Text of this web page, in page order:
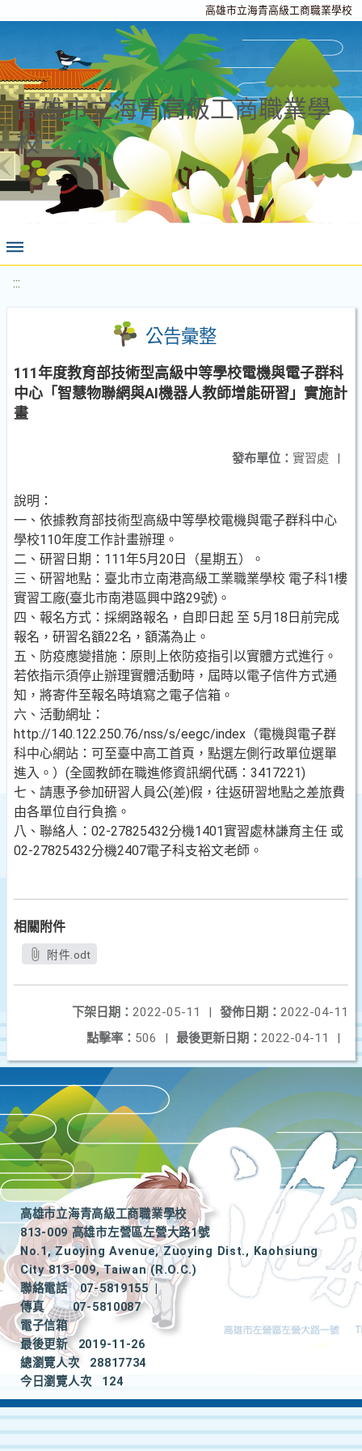
高雄市立海青高級工商職業學校
高雄市立海青高級工商職業學
校
:::
公告彙整
111年度教育部技術型高級中等學校電機與電子群科
中心「智慧物聯網與AI機器人教師增能研習」實施計
畫
發布單位： 實習處 |
說明：
一、依據教育部技術型高級中等學校電機與電子群科中心
學校110年度工作計畫辦理。
二、研習日期：111年5月20日（星期五）。
三、研習地點：臺北市立南港高級工業職業學校 電子科1樓
實習工廠(臺北市南港區興中路29號)。
四、報名方式：採網路報名，自即日起 至 5月18日前完成
報名，研習名額22名，額滿為止。
五、防疫應變措施：原則上依防疫指引以實體方式進行。
若依指示須停止辦理實體活動時，屆時以電子信件方式通
知，將寄件至報名時填寫之電子信箱。
六、活動網址：
http://140.122.250.76/nss/s/eegc/index（電機與電子群
科中心網站：可至臺中高工首頁，點選左側行政單位選單
進入。）(全國教師在職進修資訊網代碼：3417221)
七、請惠予參加研習人員公(差)假，往返研習地點之差旅費
由各單位自行負擔。
八、聯絡人：02-27825432分機1401實習處林謙育主任 或
02-27825432分機2407電子科支裕文老師。
相關附件
附件.odt
發佈日期： 2022-04-11
下架日期： 2022-05-11
|
最後更新日期： 2022-04-11 |
點擊率： 506 |
高雄市立海青高級工商職業學校
813-009 高雄市左營區左營大路1號
No.1, Zuoying Avenue, Zuoying Dist., Kaohsiung
City 813-009, Taiwan (R.O.C.)
聯絡電話
07-5819155
|
傳真
07-5810087
電子信箱
最後更新
2019-11-26
總瀏覽人次
28817734
今日瀏覽人次
124